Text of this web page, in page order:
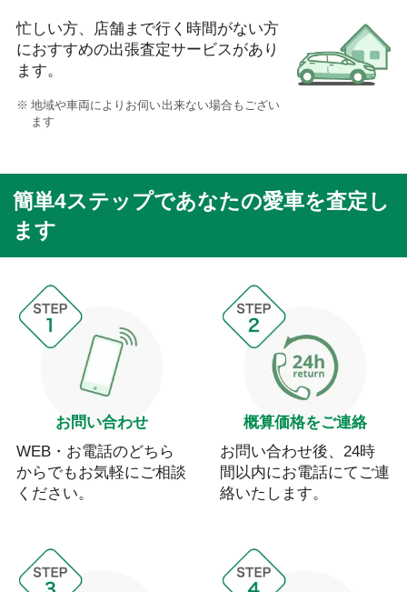
忙しい方、店舗まで行く時間がない方
におすすめの出張査定サービスがあり
ます。
地域や車両によりお伺い出来ない場合もござい
ます
簡単4ステップであなたの愛車を査定し
ます
お問い合わせ
WEB・お電話のどちら
からでもお気軽にご相談
ください。
概算価格をご連絡
お問い合わせ後、24時
間以内にお電話にてご連
絡いたします。